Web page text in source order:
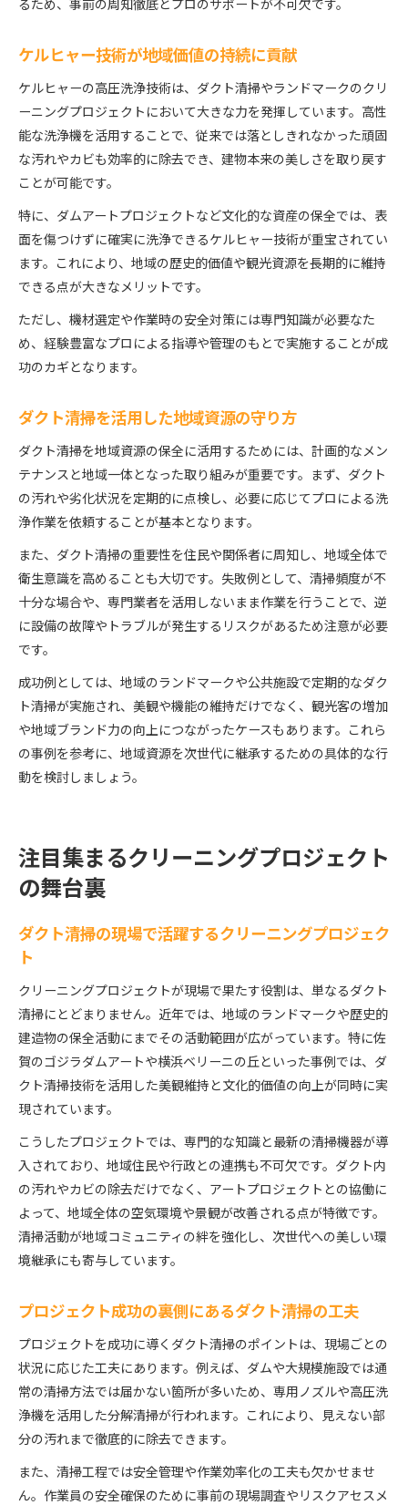
るため、事前の周知徹底とプロのサポートが不可欠です。
ケルヒャー技術が地域価値の持続に貢献
ケルヒャーの高圧洗浄技術は、ダクト清掃やランドマークのクリ
ーニングプロジェクトにおいて大きな力を発揮しています。高性
能な洗浄機を活用することで、従来では落としきれなかった頑固
な汚れやカビも効率的に除去でき、建物本来の美しさを取り戻す
ことが可能です。
特に、ダムアートプロジェクトなど文化的な資産の保全では、表
面を傷つけずに確実に洗浄できるケルヒャー技術が重宝されてい
ます。これにより、地域の歴史的価値や観光資源を長期的に維持
できる点が大きなメリットです。
ただし、機材選定や作業時の安全対策には専門知識が必要なた
め、経験豊富なプロによる指導や管理のもとで実施することが成
功のカギとなります。
ダクト清掃を活用した地域資源の守り方
ダクト清掃を地域資源の保全に活用するためには、計画的なメン
テナンスと地域一体となった取り組みが重要です。まず、ダクト
の汚れや劣化状況を定期的に点検し、必要に応じてプロによる洗
浄作業を依頼することが基本となります。
また、ダクト清掃の重要性を住民や関係者に周知し、地域全体で
衛生意識を高めることも大切です。失敗例として、清掃頻度が不
十分な場合や、専門業者を活用しないまま作業を行うことで、逆
に設備の故障やトラブルが発生するリスクがあるため注意が必要
です。
成功例としては、地域のランドマークや公共施設で定期的なダク
ト清掃が実施され、美観や機能の維持だけでなく、観光客の増加
や地域ブランド力の向上につながったケースもあります。これら
の事例を参考に、地域資源を次世代に継承するための具体的な行
動を検討しましょう。
注目集まるクリーニングプロジェクト
の舞台裏
ダクト清掃の現場で活躍するクリーニングプロジェク
ト
クリーニングプロジェクトが現場で果たす役割は、単なるダクト
清掃にとどまりません。近年では、地域のランドマークや歴史的
建造物の保全活動にまでその活動範囲が広がっています。特に佐
賀のゴジラダムアートや横浜ベリーニの丘といった事例では、ダ
クト清掃技術を活用した美観維持と文化的価値の向上が同時に実
現されています。
こうしたプロジェクトでは、専門的な知識と最新の清掃機器が導
入されており、地域住民や行政との連携も不可欠です。ダクト内
の汚れやカビの除去だけでなく、アートプロジェクトとの協働に
よって、地域全体の空気環境や景観が改善される点が特徴です。
清掃活動が地域コミュニティの絆を強化し、次世代への美しい環
境継承にも寄与しています。
プロジェクト成功の裏側にあるダクト清掃の工夫
プロジェクトを成功に導くダクト清掃のポイントは、現場ごとの
状況に応じた工夫にあります。例えば、ダムや大規模施設では通
常の清掃方法では届かない箇所が多いため、専用ノズルや高圧洗
浄機を活用した分解清掃が行われます。これにより、見えない部
分の汚れまで徹底的に除去できます。
また、清掃工程では安全管理や作業効率化の工夫も欠かせませ
ん。作業員の安全確保のために事前の現場調査やリスクアセスメ